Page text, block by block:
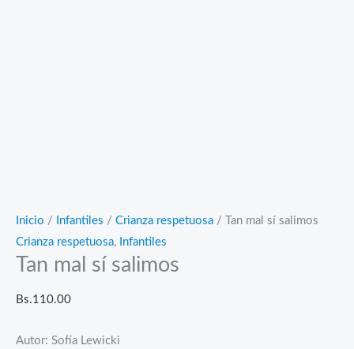
Inicio / Infantiles / Crianza respetuosa / Tan mal sí salimos
Crianza respetuosa, Infantiles
Tan mal sí salimos
Bs.110.00
Autor: Sofía Lewicki